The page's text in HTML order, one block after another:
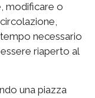
modificare o
necessario
riaperto al
una piazza